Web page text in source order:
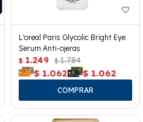
L'oreal Paris Glycolic Bright Eye
Serum Anti-ojeras
$ 1.249 $ 1.784
$ 1.062 $ 1.062